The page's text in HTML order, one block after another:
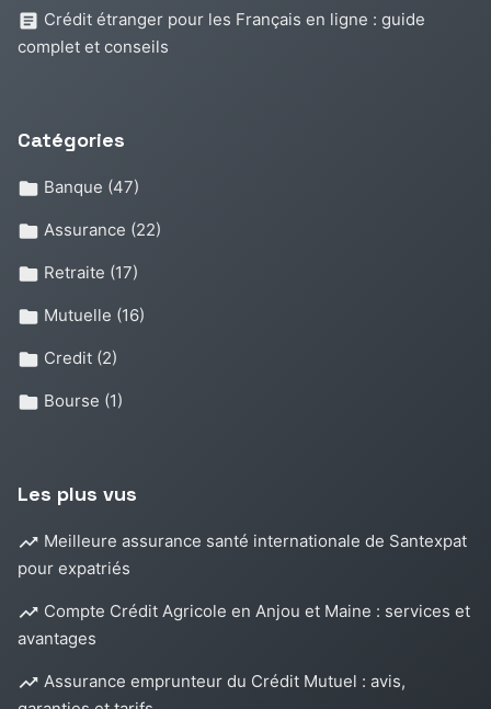
Crédit étranger pour les Français en ligne : guide
complet et conseils
Catégories
Banque (47)
Assurance (22)
Retraite (17)
Mutuelle (16)
Credit (2)
Bourse (1)
Les plus vus
Meilleure assurance santé internationale de Santexpat
pour expatriés
Compte Crédit Agricole en Anjou et Maine : services et
avantages
Assurance emprunteur du Crédit Mutuel : avis,